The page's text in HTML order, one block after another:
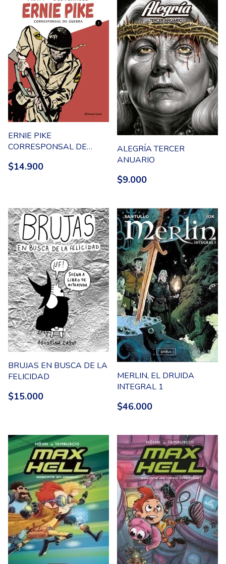
ERNIE PIKE
CORRESPONSAL DE
$14.900
ALEGRÍA TERCER
ANUARIO
$9.000
BRUJAS EN BUSCA DE LA
FELICIDAD
$15.000
MERLIN, EL DRUIDA
INTEGRAL 1
$46.000